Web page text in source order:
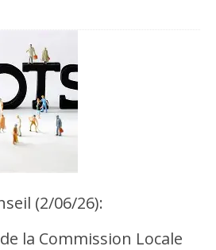
(2/06/26):
la Commission Locale